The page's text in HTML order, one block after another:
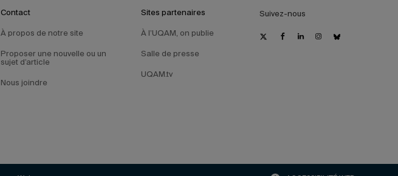
Contact
À propos de notre site
Proposer une nouvelle ou un
sujet d’article
Nous joindre
Sites partenaires
À l’UQAM, on publie
Salle de presse
UQAM.tv
Suivez-nous